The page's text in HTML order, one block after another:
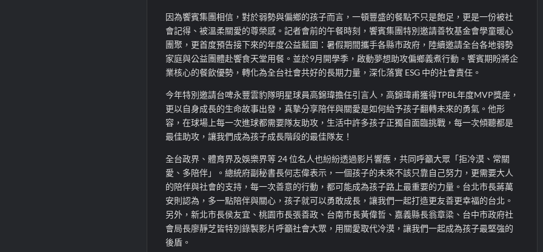
因為饗賓集團相信，對於弱勢與偏鄉的孩子而言，一頓豐盛的餐點不只是飽足，更是一份被社
會記得、被溫柔關愛的尊榮感。記者會前的午餐時刻，饗賓集團特別邀請善牧基金會學童暖心
團聚，更首度預告接下來的年度公益藍圖：暑假期間攜手各縣市政府，陸續邀請全台各地弱勢
家庭與公益團體赴饗食天堂用餐。並於9月開學季，啟動夢想助攻偏鄉義煮行動。饗賓期盼將企
業核心的餐飲優勢，轉化為全台社會共好的長期力量，深化落實 ESG 中的社會責任。
今年特別邀請台啤永豐雲豹隊明星球員高錦瑋擔任引言人，高錦瑋甫獲得TPBL年度MVP獎座，
更以自身成長的生命故事出發，真摯分享陪伴與關愛是如何給予孩子翻轉未來的勇氣。他形
容，在球場上每一次進球都需要隊友助攻，生活中許多孩子正獨自面臨挑戰，每一次傾聽都是
最佳助攻，讓我們成為孩子成長階段的最佳隊友！
全台政界、體育界及娛樂界等 24 位名人也紛紛透過影片響應，共同呼籲大眾「拒冷漠、常關
愛、多陪伴」。總統府副秘書長何志偉表示，一個孩子的未來不該只靠自己努力，更需要大人
的陪伴與社會的支持，每一次善意的行動，都可能成為孩子路上最重要的力量。台北市長蔣萬
安則認為，多一點陪伴與關心，孩子就可以勇敢成長，讓我們一起打造更友善更幸福的台北。
另外，新北市長侯友宜、桃園市長張善政、台南市長黃偉哲、嘉義縣長翁章梁、台中市政府社
會局長廖靜芝皆特別錄製影片呼籲社會大眾，用關愛取代冷漠，讓我們一起成為孩子最堅強的
後盾。